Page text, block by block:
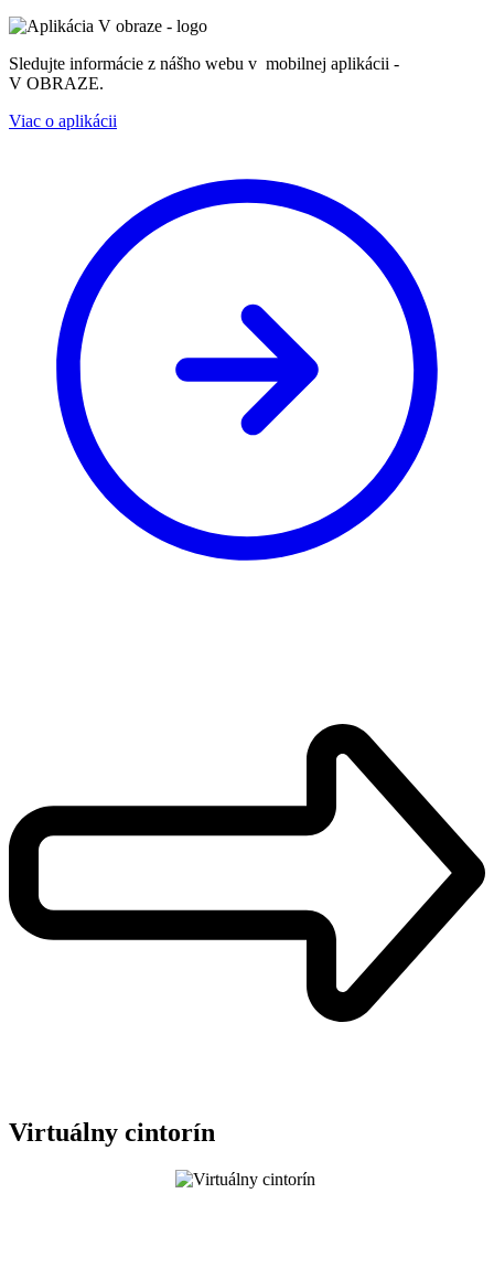
Sledujte informácie z nášho webu v mobilnej aplikácii -
V OBRAZE.
Viac o aplikácii
Virtuálny cintorín